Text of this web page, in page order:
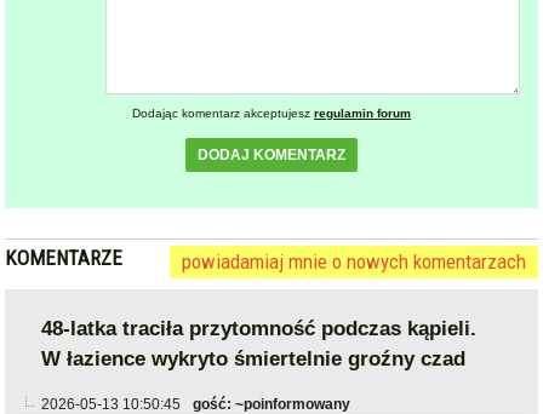
Dodając komentarz akceptujesz regulamin forum
DODAJ KOMENTARZ
KOMENTARZE powiadamiaj mnie o nowych komentarzach
48-latka traciła przytomność podczas kąpieli.
W łazience wykryto śmiertelnie groźny czad
2026-05-13 10:50:45 gość: ~poinformowany